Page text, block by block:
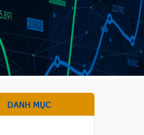
DANH MỤC